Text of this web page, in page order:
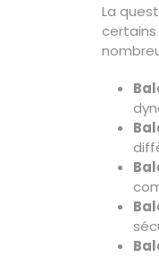
La
certains